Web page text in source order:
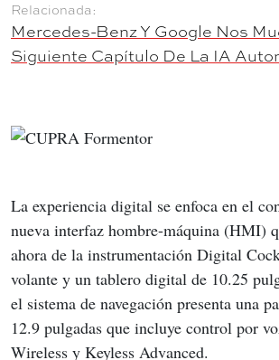
Mercedes-Benz Y Google Nos
Siguiente Capítulo De La IA
La experiencia digital se enfoca en el
nueva interfaz hombre-máquina (HMI)
ahora de la instrumentación Digital
volante y un tablero digital de 10.25
el sistema de navegación presenta una
12.9 pulgadas que incluye control por
Wireless y Keyless Advanced.